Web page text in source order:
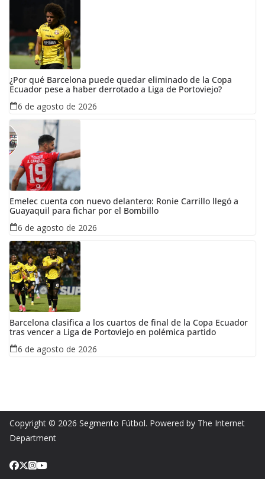
¿Por qué Barcelona puede quedar eliminado de la Copa
Ecuador pese a haber derrotado a Liga de Portoviejo?
6 de agosto de 2026
Emelec cuenta con nuevo delantero: Ronie Carrillo llegó a
Guayaquil para fichar por el Bombillo
6 de agosto de 2026
Barcelona clasifica a los cuartos de final de la Copa Ecuador
tras vencer a Liga de Portoviejo en polémica partido
6 de agosto de 2026
Copyright © 2026 Segmento Fútbol. Powered by The Internet
Department